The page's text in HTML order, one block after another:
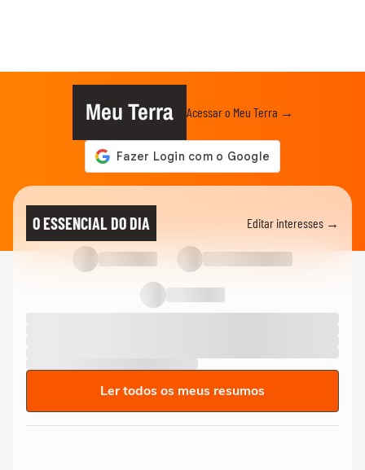
Meu Terra Acessar o Meu Terra →
O ESSENCIAL DO DIA Editar interesses →
Ler todos os meus resumos